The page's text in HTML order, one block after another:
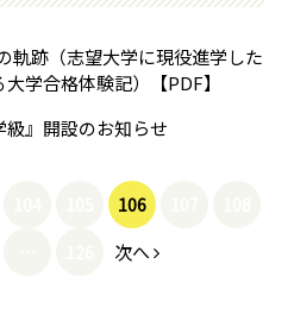
軌跡（志望大学に現役進学した
学合格体験記）【PDF】
級』開設のお知らせ
106
次へ